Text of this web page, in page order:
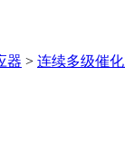
器 > 连续多级催